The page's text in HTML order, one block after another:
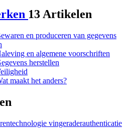
13 Artikelen
en produceren van gegevens
en algemene voorschriften
herstellen
maakt het anders?
vingeraderauthenticatie